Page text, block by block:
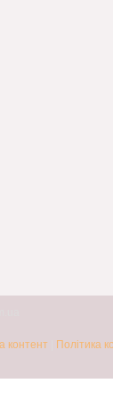
контент
Політика